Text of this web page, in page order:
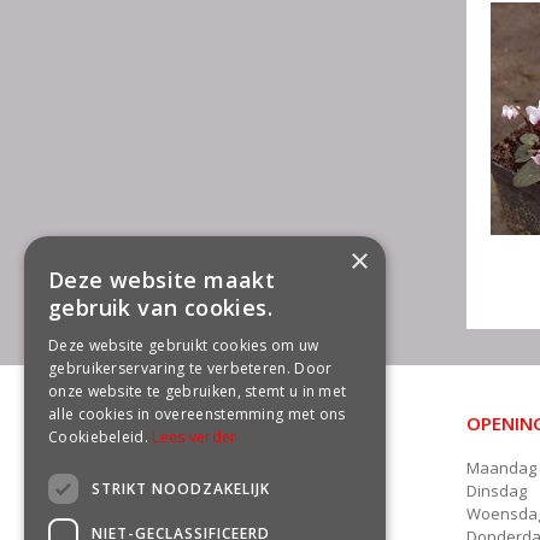
CONTACT
Damsterweg 22a
Maandag
Dinsdag
×
Deze website maakt
gebruik van cookies.
Deze website gebruikt cookies om uw
gebruikerservaring te verbeteren. Door
onze website te gebruiken, stemt u in met
alle cookies in overeenstemming met ons
Cookiebeleid. Lees verder
STRIKT NOODZAKELIJK
NIET-GECLASSIFICEERD